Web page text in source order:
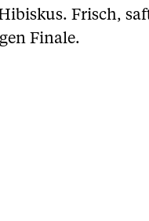
Frisch,
Finale.